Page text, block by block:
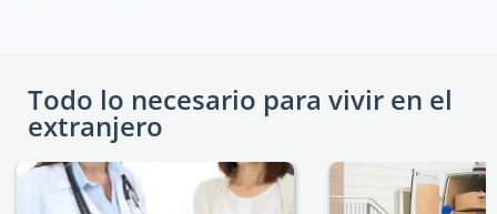
Todo lo necesario para vivir en el
extranjero